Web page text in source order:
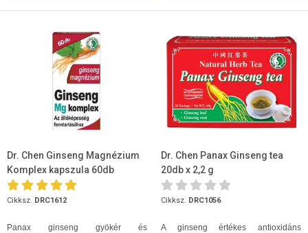
Dr. Chen Ginseng Magnézium
Komplex kapszula 60db
Cikksz. DRC1612
Panax ginseng gyökér és
Dr. Chen Panax Ginseng tea
20db x 2,2 g
Cikksz. DRC1056
A ginseng értékes antioxidáns